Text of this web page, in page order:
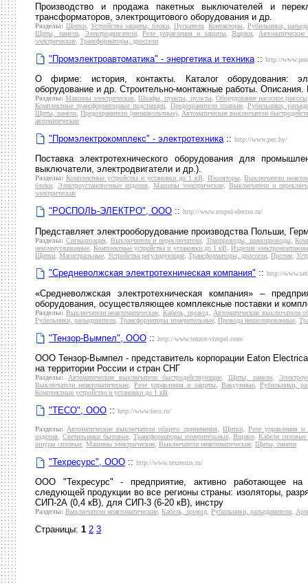
Производство и продажа пакетных выключателей и
трансформаторов, электрощитового оборудования и др.
Разделы: Щитки Устройства защиты, блоки Пускатели Контакторы
Рубильники,
Щиты, панели, Электродвигатели,Реле управления и защиты Ящики
электрические Трансформаторы, дроссели
"Промэлектроавтоматика" - энергетика и техника :: http://
О фирме: история, контакты. Каталог оборудования:
оборудование и др. Строительно-монтажные работы.
Разделы: Машины электрические ,Шкафы, пункты, пульты
Оборудование насосное
Комплектные трансформаторные подстанции
Предохранители плавкие, Рубильники,
Щиты, панели ,Предохранители (низковольтные),
Автоматические выключатели
автоматические
"Промэлектрокомплекс" - электротехника :: http://www.pec.by/
Поставка электротехнического оборудования для
выключатели, электродвигатели и др.).
Разделы: Комплектные устройства и установки до 1 кВ, Изоляторы,Выключатели
блоки, Электроустановочные изделия, Машины электрические, Выключатели и
электрические
"РОСПОЛЬ-ЭЛЕКТРО", ООО :: http://www.rospol-electro.ru/
Представляет электрооборудование производства Польши,
Разделы: Сигнализация Выключатели и переключатели Токопроводы, шинопроводы ,
некоммутационные ,Комплектные устройства и установки до 1 кВ ,Изделия
Щитки Магистральные Устройства регулирующие Трансформаторы, дроссели Прочие
"Средневолжская электротехническая компания" :: http://
«Средневолжская электротехническая компания» –
оборудования, осуществляющее комплексные поставки и
Разделы: Выключатели неавтоматические Кабель, провод
Автоматические выключатели
Рубильники, разъединители Трансформаторы измерительные Провода неизолированные
"Тензор-Вымпел", ООО :: http://www.tenzor-vimpel.com/
ООО Тензор-Вымпел - представитель корпорации Eaton
на территории России и стран СНГ
Разделы: Автоматические выключатели быстродействующие, Щиты, панели,
Выключатели неавтоматические
Реле управления и защиты Вакуумные
Рубильники,
Комплектные устройства и установки до 1 кВ
"ТЕСО", ООО :: http://www.teco.ru/
Разделы: Автоматические выключатели общего применения Щитки, Реле управления и
изделия
Светильники бытовые Трансформаторы измерительные Ящики
Кабели силовые
шнуры силовые Машины электрические Выключатели неавтоматические Щиты, панели
"Техресурс", ООО :: http://www.texresurs.ru/
ООО "Техресурс" - предприятие, активно работающее на
следующей продукции во все регионы страны: изоляторы,
СИП-2А (0,4 кВ), для СИП-3 (6-20 кВ), инстру
Разделы: Выключатели неавтоматические, Кабель, провод, Рубильники, разъединители,
Страницы: 1 2 3